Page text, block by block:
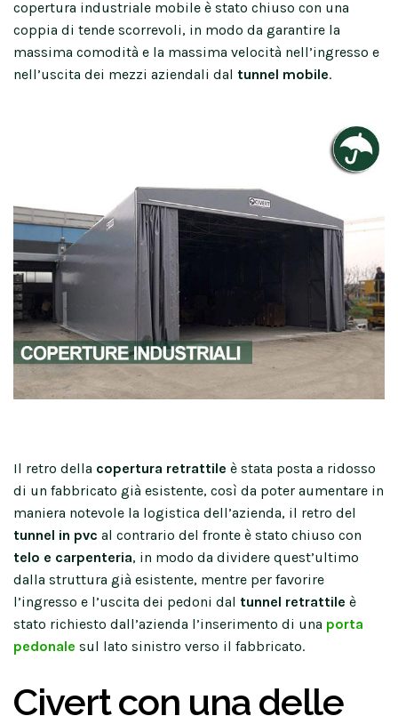
copertura industriale mobile è stato chiuso con una
coppia di tende scorrevoli, in modo da garantire la
massima comodità e la massima velocità nell’ingresso e
nell’uscita dei mezzi aziendali dal tunnel mobile.
Il retro della copertura retrattile è stata posta a ridosso
di un fabbricato già esistente, così da poter aumentare in
maniera notevole la logistica dell’azienda, il retro del
tunnel in pvc al contrario del fronte è stato chiuso con
telo e carpenteria, in modo da dividere quest’ultimo
dalla struttura già esistente, mentre per favorire
l’ingresso e l’uscita dei pedoni dal tunnel retrattile è
stato richiesto dall’azienda l’inserimento di una porta
pedonale sul lato sinistro verso il fabbricato.
Civert con una delle